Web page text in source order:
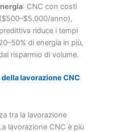
: CNC con costi
anno),
riduce i tempi
di energia in più,
risparmio di volume.
lavorazione CNC
tra la lavorazione
lavorazione CNC è più